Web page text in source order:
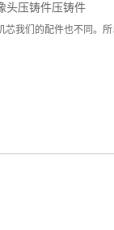
头压铸件压铸件
我们的配件也不同。